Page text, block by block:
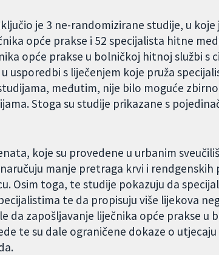
je 3 ne-randomizirane studije, u
opće prakse i 52 specijalista hitne
opće prakse u bolničkoj hitnoj službi s
usporedbi s liječenjem koje pruža
međutim, nije bilo moguće
Stoga su studije prikazane s
koje su provedene u urbanim
manje pretraga krvi i
Osim toga, te studije pokazuju da
te da propisuju više lijekova
da zapošljavanje liječnika opće prakse u
te su dale ograničene dokaze o